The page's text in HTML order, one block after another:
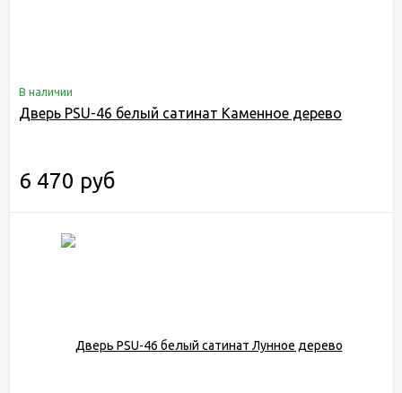
В наличии
Дверь PSU-46 белый сатинат Каменное дерево
6 470 руб